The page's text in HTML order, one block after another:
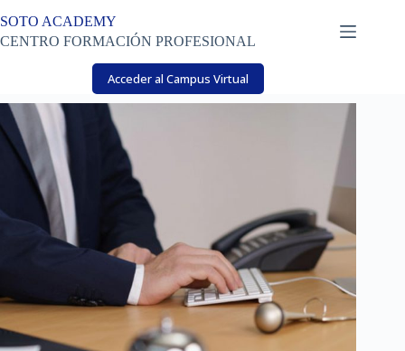
al
contenido
SOTO ACADEMY
CENTRO FORMACIÓN PROFESIONAL
Acceder al Campus Virtual